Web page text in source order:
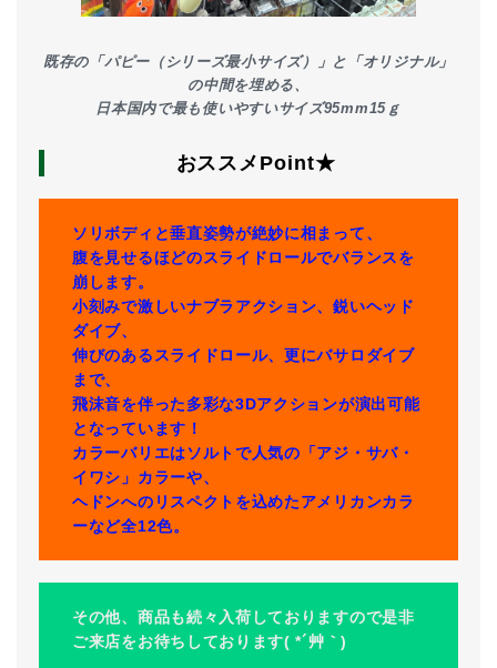
既存の「パピー（シリーズ最小サイズ）」と「オリジナル」
の中間を埋める、
日本国内で最も使いやすいサイズ95mm15ｇ
おススメPoint★
ソリボディと垂直姿勢が絶妙に相まって、
腹を見せるほどのスライドロールでバランスを
崩します。
小刻みで激しいナブラアクション、鋭いヘッド
ダイブ、
伸びのあるスライドロール、更にバサロダイブ
まで、
飛沫音を伴った多彩な3Dアクションが演出可能
となっています！
カラーバリエはソルトで人気の「アジ・サバ・
イワシ」カラーや、
ヘドンへのリスペクトを込めたアメリカンカラ
ーなど全12色。
その他、商品も続々入荷しておりますので是非
ご来店をお待ちしております( *´艸｀)